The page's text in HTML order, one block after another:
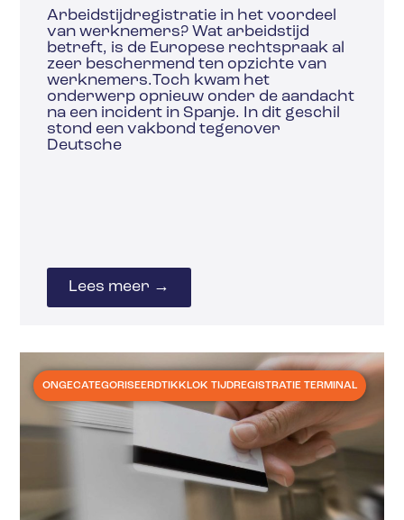
Arbeidstijdregistratie in het voordeel
van werknemers? Wat arbeidstijd
betreft, is de Europese rechtspraak al
zeer beschermend ten opzichte van
werknemers.Toch kwam het
onderwerp opnieuw onder de aandacht
na een incident in Spanje. In dit geschil
stond een vakbond tegenover
Deutsche
Lees meer →
ONGECATEGORISEERDTIKKLOK TIJDREGISTRATIE TERMINAL